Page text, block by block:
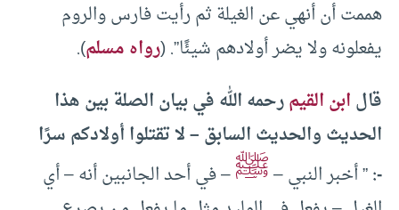
هممت أن أنهي عن الغيلة ثم رأيت فارس والروم
يفعلونه ولا يضر أولادهم شيئًا”. (رواه مسلم).
قالابن القيمرحمه الله في بيان الصلة بين هذا
الحديث والحديث السابق – لا تقتلوا أولادكم سرًا
-:” أخبر النبي –ﷺ– في أحد الجانبين أنه – أي